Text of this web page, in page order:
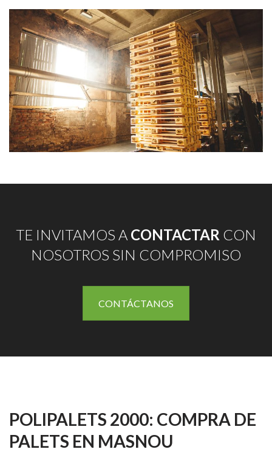
TE INVITAMOS A CONTACTAR CON
NOSOTROS SIN COMPROMISO
CONTÁCTANOS
POLIPALETS 2000: COMPRA DE
PALETS EN MASNOU